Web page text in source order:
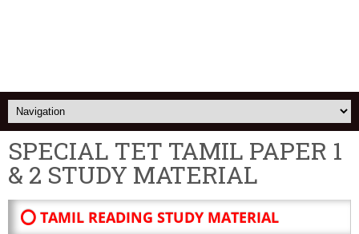
SPECIAL TET TAMIL PAPER 1
& 2 STUDY MATERIAL
⭕ TAMIL READING STUDY MATERIAL